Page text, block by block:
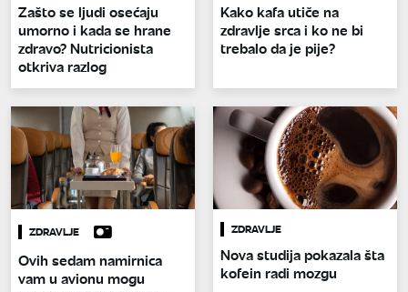
Zašto se ljudi osećaju
umorno i kada se hrane
zdravo? Nutricionista
otkriva razlog
Kako kafa utiče na
zdravlje srca i ko ne bi
trebalo da je pije?
ZDRAVLJE
Ovih sedam namirnica
vam u avionu mogu
ZDRAVLJE
Nova studija pokazala šta
kofein radi mozgu